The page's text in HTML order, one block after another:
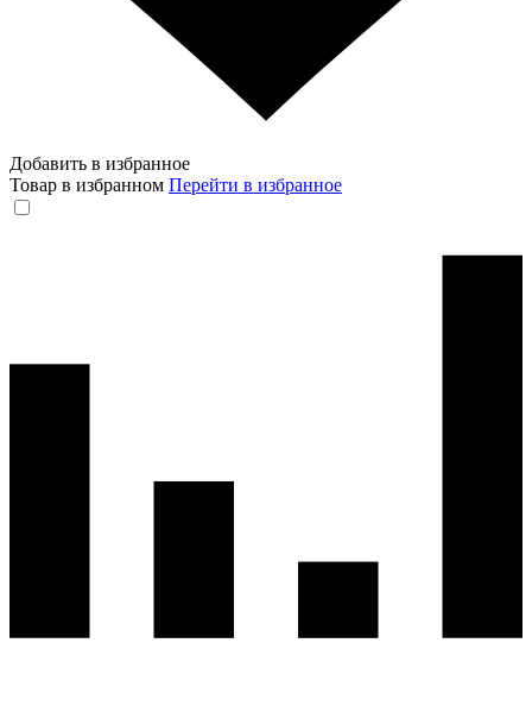
Добавить в избранное
Товар в избранном Перейти в избранное